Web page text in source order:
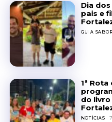
Dia
pais e
GUIA
1ª
do livro
NOTÍCIAS